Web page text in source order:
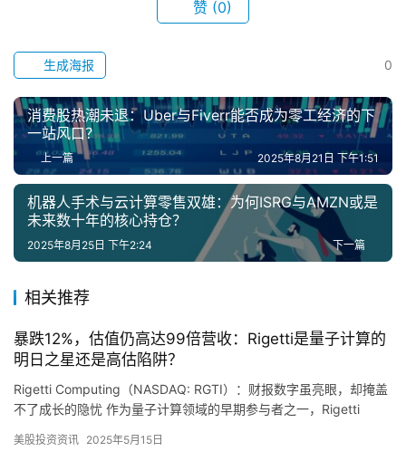
赞 (0)
0
生成海报
消费股热潮未退：Uber与Fiverr能否成为零工经济的下
一站风口？
上一篇 2025年8月21日 下午1:51
机器人手术与云计算零售双雄：为何ISRG与AMZN或是
未来数十年的核心持仓？
下一篇
2025年8月25日 下午2:24
相关推荐
暴跌12%，估值仍高达99倍营收：Rigetti是量子计算的
明日之星还是高估陷阱？
Rigetti Computing（NASDAQ: RGTI）：财报数字虽亮眼，却掩盖
不了成长的隐忧 作为量子计算领域的早期参与者之一，Rigetti
美股投资资讯 2025年5月15日